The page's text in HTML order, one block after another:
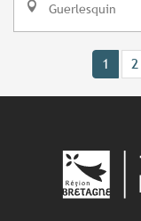
Guerlesquin
1 2